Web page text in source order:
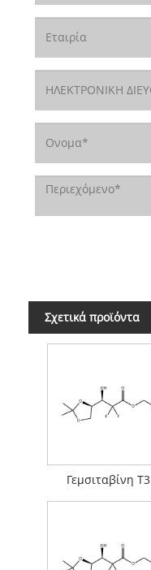
Σχετικά προϊόντα
Γεμσιταβίνη Τ3